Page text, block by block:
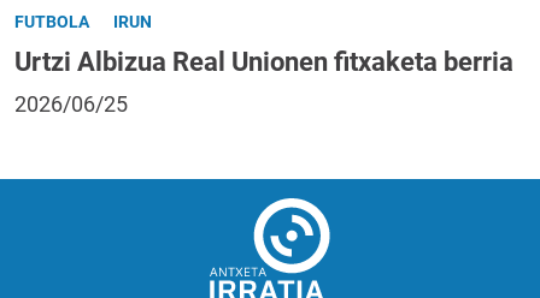
FUTBOLA IRUN
Urtzi Albizua Real Unionen fitxaketa berria
2026/06/25